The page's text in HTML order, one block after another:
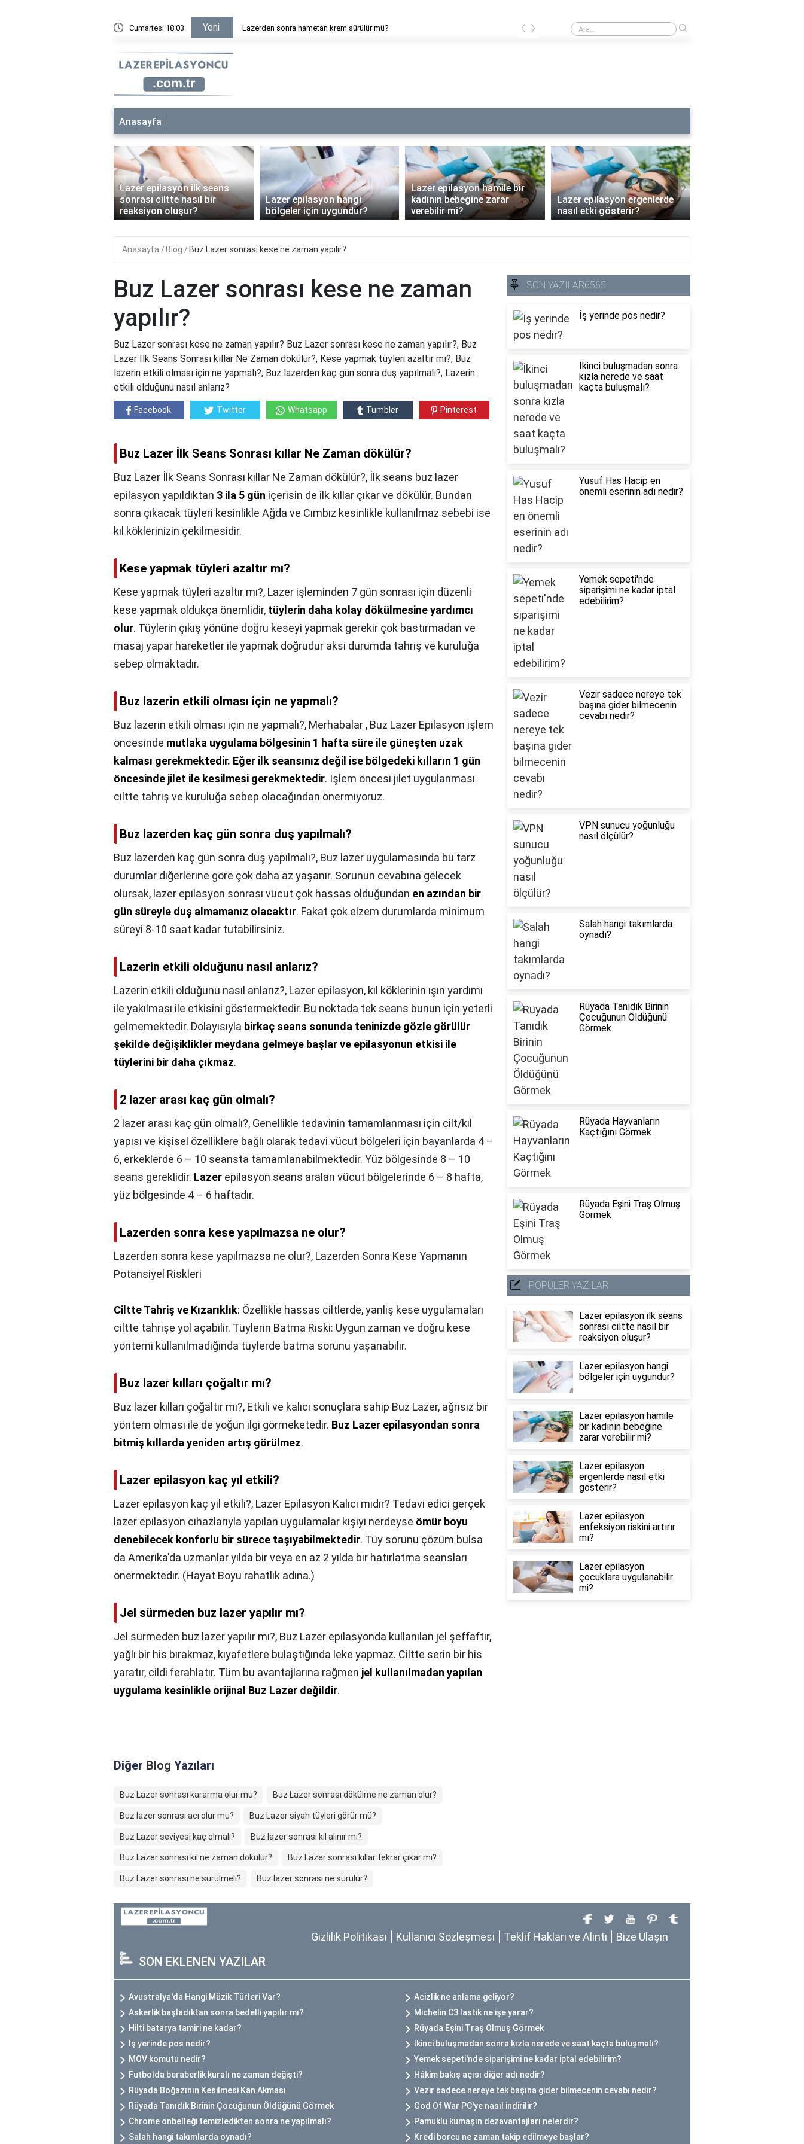
Cumartesi 18:03 Yeni Lazer epilasyon alerjisine ne iyi gelir? Buz lazerde kılların uzunluğu ne kadar olmalı?
‹ ›
Anasayfa
Lazer epilasyon ilk seans
sonrası ciltte nasıl bir
reaksiyon oluşur?
Lazer epilasyon hangi
bölgeler için uygundur?
Lazer epilasyon hamile bir
kadının bebeğine zarar
verebilir mi?
Lazer epilasyon ergenlerde
nasıl etki gösterir?
‹ ›
Anasayfa Blog Buz Lazer sonrası kese ne zaman yapılır?
Buz Lazer sonrası kese ne zaman
yapılır?
Buz Lazer sonrası kese ne zaman yapılır? Buz Lazer sonrası kese ne zaman yapılır?, Buz
Lazer İlk Seans Sonrası kıllar Ne Zaman dökülür?, Kese yapmak tüyleri azaltır mı?, Buz
lazerin etkili olması için ne yapmalı?, Buz lazerden kaç gün sonra duş yapılmalı?, Lazerin
etkili olduğunu nasıl anlarız?
Facebook Twitter Whatsapp Tumbler Pinterest
Buz Lazer İlk Seans Sonrası kıllar Ne Zaman dökülür?
Buz Lazer İlk Seans Sonrası kıllar Ne Zaman dökülür?, İlk seans buz lazer
epilasyon yapıldıktan 3 ila 5 gün içerisin de ilk kıllar çıkar ve dökülür. Bundan
sonra çıkacak tüyleri kesinlikle Ağda ve Cımbız kesinlikle kullanılmaz sebebi ise
kıl köklerinizin çekilmesidir.
Kese yapmak tüyleri azaltır mı?
Kese yapmak tüyleri azaltır mı?, Lazer işleminden 7 gün sonrası için düzenli
kese yapmak oldukça önemlidir, tüylerin daha kolay dökülmesine yardımcı
olur. Tüylerin çıkış yönüne doğru keseyi yapmak gerekir çok bastırmadan ve
masaj yapar hareketler ile yapmak doğrudur aksi durumda tahriş ve kuruluğa
sebep olmaktadır.
Buz lazerin etkili olması için ne yapmalı?
Buz lazerin etkili olması için ne yapmalı?, Merhabalar , Buz Lazer Epilasyon işlem
öncesinde mutlaka uygulama bölgesinin 1 hafta süre ile güneşten uzak
kalması gerekmektedir. Eğer ilk seansınız değil ise bölgedeki kılların 1 gün
öncesinde jilet ile kesilmesi gerekmektedir. İşlem öncesi jilet uygulanması
ciltte tahriş ve kuruluğa sebep olacağından önermiyoruz.
Buz lazerden kaç gün sonra duş yapılmalı?
Buz lazerden kaç gün sonra duş yapılmalı?, Buz lazer uygulamasında bu tarz
durumlar diğerlerine göre çok daha az yaşanır. Sorunun cevabına gelecek
olursak, lazer epilasyon sonrası vücut çok hassas olduğundan en azından bir
gün süreyle duş almamanız olacaktır. Fakat çok elzem durumlarda minimum
süreyi 8-10 saat kadar tutabilirsiniz.
Lazerin etkili olduğunu nasıl anlarız?
Lazerin etkili olduğunu nasıl anlarız?, Lazer epilasyon, kıl köklerinin ışın yardımı
ile yakılması ile etkisini göstermektedir. Bu noktada tek seans bunun için yeterli
gelmemektedir. Dolayısıyla birkaç seans sonunda teninizde gözle görülür
şekilde değişiklikler meydana gelmeye başlar ve epilasyonun etkisi ile
tüylerini bir daha çıkmaz.
2 lazer arası kaç gün olmalı?
2 lazer arası kaç gün olmalı?, Genellikle tedavinin tamamlanması için cilt/kıl
yapısı ve kişisel özelliklere bağlı olarak tedavi vücut bölgeleri için bayanlarda 4 –
6, erkeklerde 6 – 10 seansta tamamlanabilmektedir. Yüz bölgesinde 8 – 10
seans gereklidir. Lazer epilasyon seans araları vücut bölgelerinde 6 – 8 hafta,
yüz bölgesinde 4 – 6 haftadır.
Lazerden sonra kese yapılmazsa ne olur?
Lazerden sonra kese yapılmazsa ne olur?, Lazerden Sonra Kese Yapmanın
Potansiyel Riskleri
Ciltte Tahriş ve Kızarıklık: Özellikle hassas ciltlerde, yanlış kese uygulamaları
ciltte tahrişe yol açabilir. Tüylerin Batma Riski: Uygun zaman ve doğru kese
yöntemi kullanılmadığında tüylerde batma sorunu yaşanabilir.
Buz lazer kılları çoğaltır mı?
Buz lazer kılları çoğaltır mı?, Etkili ve kalıcı sonuçlara sahip Buz Lazer, ağrısız bir
yöntem olması ile de yoğun ilgi görmeketedir. Buz Lazer epilasyondan sonra
bitmiş kıllarda yeniden artış görülmez.
Lazer epilasyon kaç yıl etkili?
Lazer epilasyon kaç yıl etkili?, Lazer Epilasyon Kalıcı mıdır? Tedavi edici gerçek
lazer epilasyon cihazlarıyla yapılan uygulamalar kişiyi nerdeyse ömür boyu
denebilecek konforlu bir sürece taşıyabilmektedir. Tüy sorunu çözüm bulsa
da Amerika'da uzmanlar yılda bir veya en az 2 yılda bir hatırlatma seansları
önermektedir. (Hayat Boyu rahatlık adına.)
Jel sürmeden buz lazer yapılır mı?
Jel sürmeden buz lazer yapılır mı?, Buz Lazer epilasyonda kullanılan jel şeffaftır,
yağlı bir his bırakmaz, kıyafetlere bulaştığında leke yapmaz. Ciltte serin bir his
yaratır, cildi ferahlatır. Tüm bu avantajlarına rağmen jel kullanılmadan yapılan
uygulama kesinlikle orijinal Buz Lazer değildir.
Diğer Blog Yazıları
Buz Lazer sonrası kararma olur mu? Buz Lazer sonrası dökülme ne zaman olur?
Buz lazer sonrası acı olur mu? Buz Lazer siyah tüyleri görür mü?
Buz Lazer seviyesi kaç olmalı? Buz lazer sonrası kıl alınır mı?
Buz Lazer sonrası kıl ne zaman dökülür? Buz Lazer sonrası kıllar tekrar çıkar mı?
Buz Lazer sonrası ne sürülmeli? Buz lazer sonrası ne sürülür?
SON YAZILAR6565
İş yerinde pos nedir?
İkinci buluşmadan sonra
kızla nerede ve saat
kaçta buluşmalı?
Yusuf Has Hacip en
önemli eserinin adı nedir?
Yemek sepeti'nde
siparişimi ne kadar iptal
edebilirim?
Vezir sadece nereye tek
başına gider bilmecenin
cevabı nedir?
VPN sunucu yoğunluğu
nasıl ölçülür?
Salah hangi takımlarda
oynadı?
Rüyada Tanıdık Birinin
Çocuğunun Öldüğünü
Görmek
Rüyada Hayvanların
Kaçtığını Görmek
Rüyada Eşini Traş Olmuş
Görmek
POPÜLER YAZILAR
Lazer epilasyon ilk seans
sonrası ciltte nasıl bir
reaksiyon oluşur?
Lazer epilasyon hangi
bölgeler için uygundur?
Lazer epilasyon hamile
bir kadının bebeğine
zarar verebilir mi?
Lazer epilasyon
ergenlerde nasıl etki
gösterir?
Lazer epilasyon
enfeksiyon riskini artırır
mı?
Lazer epilasyon
çocuklara uygulanabilir
mi?
Gizlilik Politikası Kullanıcı Sözleşmesi Teklif Hakları ve Alıntı Bize Ulaşın
SON EKLENEN YAZILAR
Avustralya'da Hangi Müzik Türleri Var?
Acizlik ne anlama geliyor?
Askerlik başladıktan sonra bedelli yapılır mı?
Michelin C3 lastik ne işe yarar?
Hilti batarya tamiri ne kadar?
Rüyada Eşini Traş Olmuş Görmek
İş yerinde pos nedir?
İkinci buluşmadan sonra kızla nerede ve saat kaçta buluşmalı?
MOV komutu nedir?
Yemek sepeti'nde siparişimi ne kadar iptal edebilirim?
Futbolda beraberlik kuralı ne zaman değişti?
Hâkim bakış açısı diğer adı nedir?
Rüyada Boğazının Kesilmesi Kan Akması
Vezir sadece nereye tek başına gider bilmecenin cevabı nedir?
Rüyada Tanıdık Birinin Çocuğunun Öldüğünü Görmek
God Of War PC'ye nasıl indirilir?
Chrome önbelleği temizledikten sonra ne yapılmalı?
Pamuklu kumaşın dezavantajları nelerdir?
Salah hangi takımlarda oynadı?
Kredi borcu ne zaman takip edilmeye başlar?